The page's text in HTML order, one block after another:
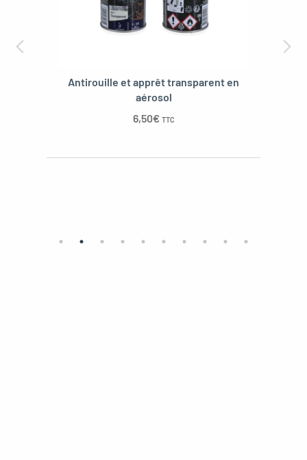
Antirouille et apprêt transparent en
aérosol
6,50€ TTC